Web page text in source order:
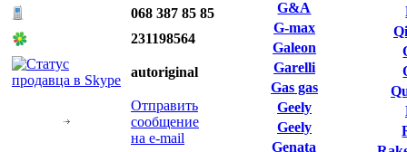
068 387 85 85
231198564
autoriginal
Отправить
сообщение
на e-mail
G&A
G-max
Galeon
Garelli
Gas gas
Geely
Geely
Genata